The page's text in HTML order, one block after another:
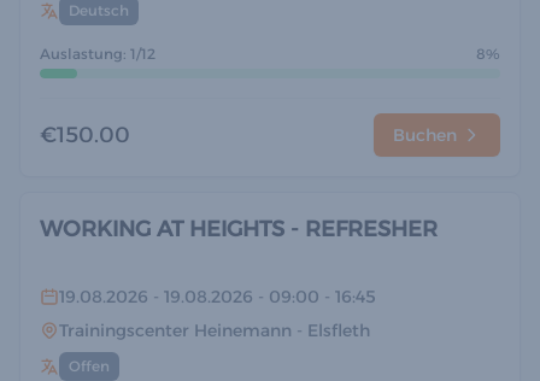
Deutsch
Auslastung: 1/12 8%
€150.00 Buchen
WORKING AT HEIGHTS - REFRESHER
19.08.2026 - 19.08.2026 - 09:00 - 16:45
Trainingscenter Heinemann - Elsfleth
Offen